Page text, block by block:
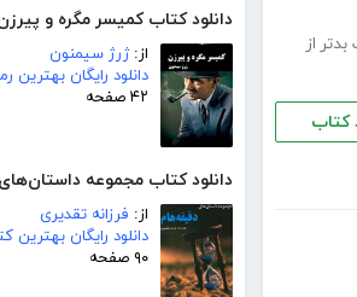
دانلود کتاب کمیسر مگره و
از:ژرژ سیمنون
دانلود رایگان بهترین
۴۲ صفحه
دانلود کتاب مجموعه
از: فرزانه تقدیری
دانلود رایگان بهترین
۹۰ صفحه
از
کتاب